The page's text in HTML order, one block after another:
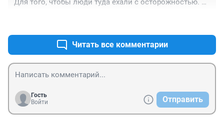
Для того, чтобы люди туда ехали с осторожностью.
Читать все комментарии
Гость
Войти
Отправить